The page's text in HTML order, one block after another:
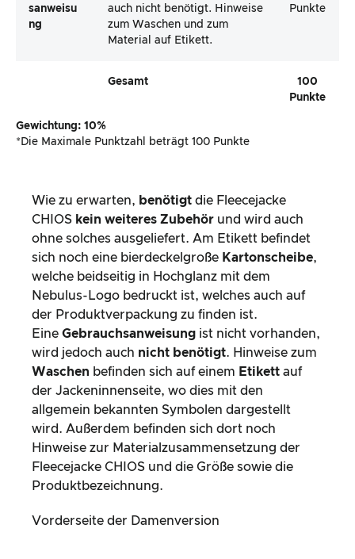
Sanweisu
Ng
auch nicht benötigt. Hinweise
zum Waschen und zum
Material auf Etikett.
Punkte
Gesamt
100
Punkte
Gewichtung: 10%
*Die Maximale Punktzahl beträgt 100 Punkte
Wie zu erwarten, benötigt die Fleecejacke
CHIOS kein weiteres Zubehör und wird auch
ohne solches ausgeliefert. Am Etikett befindet
sich noch eine bierdeckelgroße Kartonscheibe,
welche beidseitig in Hochglanz mit dem
Nebulus-Logo bedruckt ist, welches auch auf
der Produktverpackung zu finden ist.
Eine Gebrauchsanweisung ist nicht vorhanden,
wird jedoch auch nicht benötigt. Hinweise zum
Waschen befinden sich auf einem Etikett auf
der Jackeninnenseite, wo dies mit den
allgemein bekannten Symbolen dargestellt
wird. Außerdem befinden sich dort noch
Hinweise zur Materialzusammensetzung der
Fleecejacke CHIOS und die Größe sowie die
Produktbezeichnung.
Vorderseite der Damenversion